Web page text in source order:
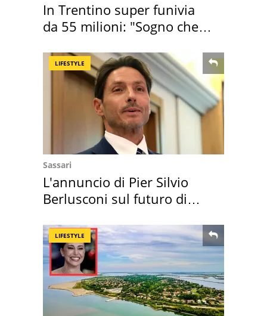
In Trentino super funivia
da 55 milioni: "Sogno che si
LIFESTYLE
Sassari
L'annuncio di Pier Silvio
Berlusconi sul futuro di
LIFESTYLE